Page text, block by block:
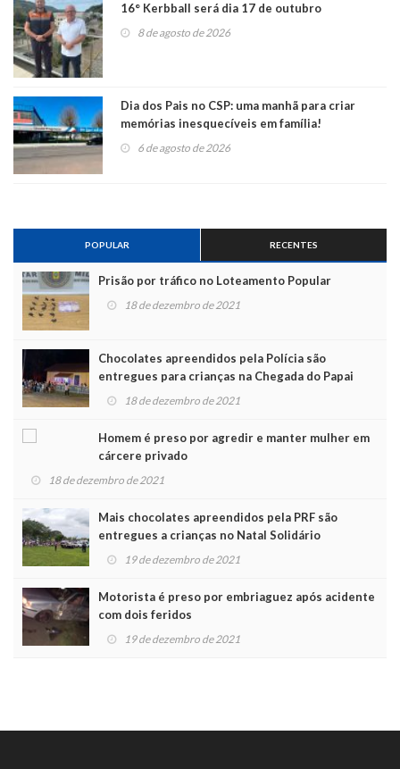
16° Kerbball será dia 17 de outubro
8 de agosto de 2026
Dia dos Pais no CSP: uma manhã para criar
memórias inesquecíveis em família!
6 de agosto de 2026
POPULAR RECENTES
Prisão por tráfico no Loteamento Popular
18 de dezembro de 2021
Chocolates apreendidos pela Polícia são
entregues para crianças na Chegada do Papai
Noel
18 de dezembro de 2021
Homem é preso por agredir e manter mulher em
cárcere privado
18 de dezembro de 2021
Mais chocolates apreendidos pela PRF são
entregues a crianças no Natal Solidário
19 de dezembro de 2021
Motorista é preso por embriaguez após acidente
com dois feridos
19 de dezembro de 2021